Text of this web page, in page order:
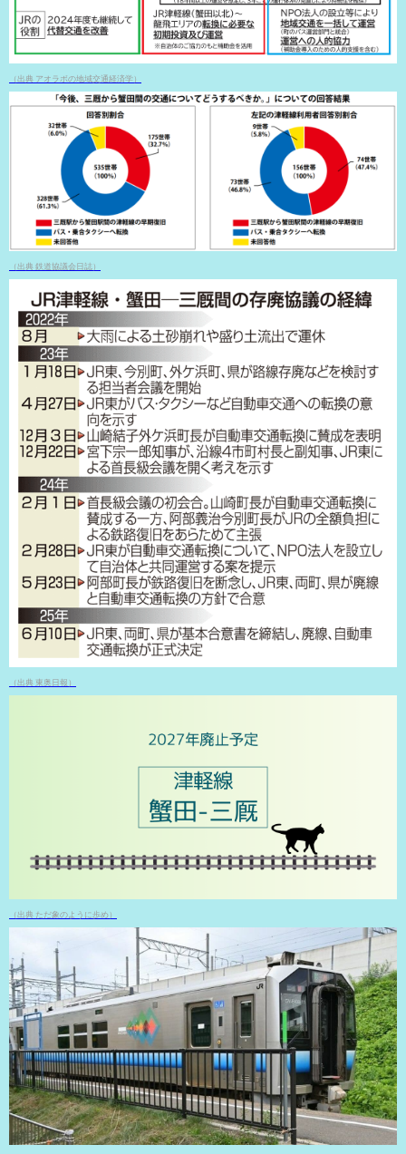
（出典 アオラボの地域交通経済学）
（出典 鉄道協議会日誌）
（出典 東奥日報）
（出典 ただ象のように歩め）